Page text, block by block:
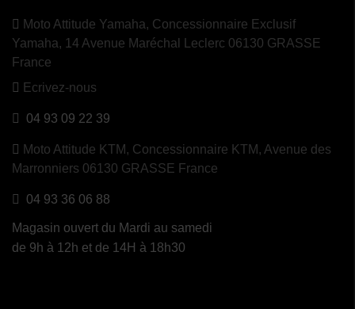
Moto Attitude Yamaha, Concessionnaire Exclusif
Yamaha, 14 Avenue Maréchal Leclerc 06130 GRASSE
France
Ecrivez-nous
04 93 09 22 39
Moto Attitude KTM, Concessionnaire KTM, Avenue des
Marronniers 06130 GRASSE France
04 93 36 06 88
Magasin ouvert du Mardi au samedi
de 9h à 12h et de 14H à 18h30